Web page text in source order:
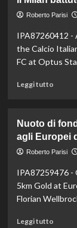
avanza
quarti
a
battuto
Roberto Parisi
IPA87260412 -
the Calcio
FC at Optus
Leggi tuttoLeggi
Il
Milan
3-
0
Nuoto di
agli Europei
Roberto Parisi
IPA87259476 -
5km Gold at
Florian
Leggi tuttoLeggi